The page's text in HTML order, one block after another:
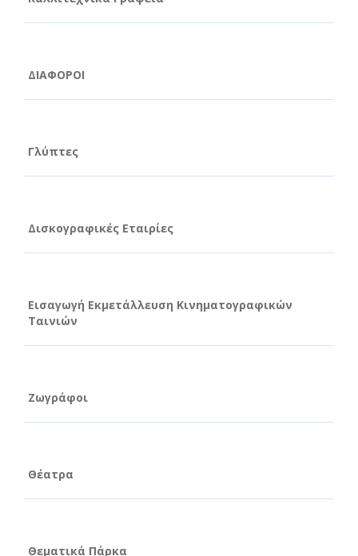
ΔΙΑΦΟΡΟΙ
Γλύπτες
Δισκογραφικές Εταιρίες
Εισαγωγή Εκμετάλλευση Κινηματογραφικών
Ταινιών
Ζωγράφοι
Θέατρα
Θεματικά Πάρκα